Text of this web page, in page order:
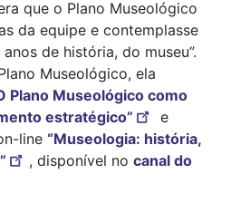
que o Plano Museológico
da equipe e contemplasse
de história, do museu”.
Museológico, ela
Plano Museológico como
estratégico”
e
line “Museologia: história,
, disponível no canal do